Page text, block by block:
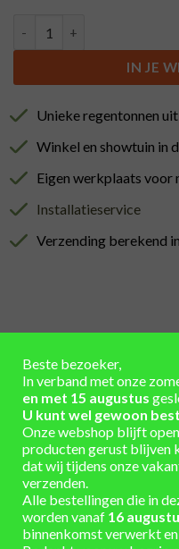
IN JE
Unieke regentonnen
Winkel en showtuin in
Eigen werkplaats voor
Installatieservice
Verzending berekend
AFMETINGEN Hoogte
INHOUD
(LITER)
300
MATERIAAL Eiken
KLEUR
BANDEN
KLEUR HOUT
Beste bezoeker,
In verband met onze
en met 15 augustus
U kunt wel gewoon
Onze webshop blijft
producten gerust blijven
dat wij tijdens onze
verzenden.
Alle bestellingen die in
worden vanaf 16
binnenkomst verwerkt